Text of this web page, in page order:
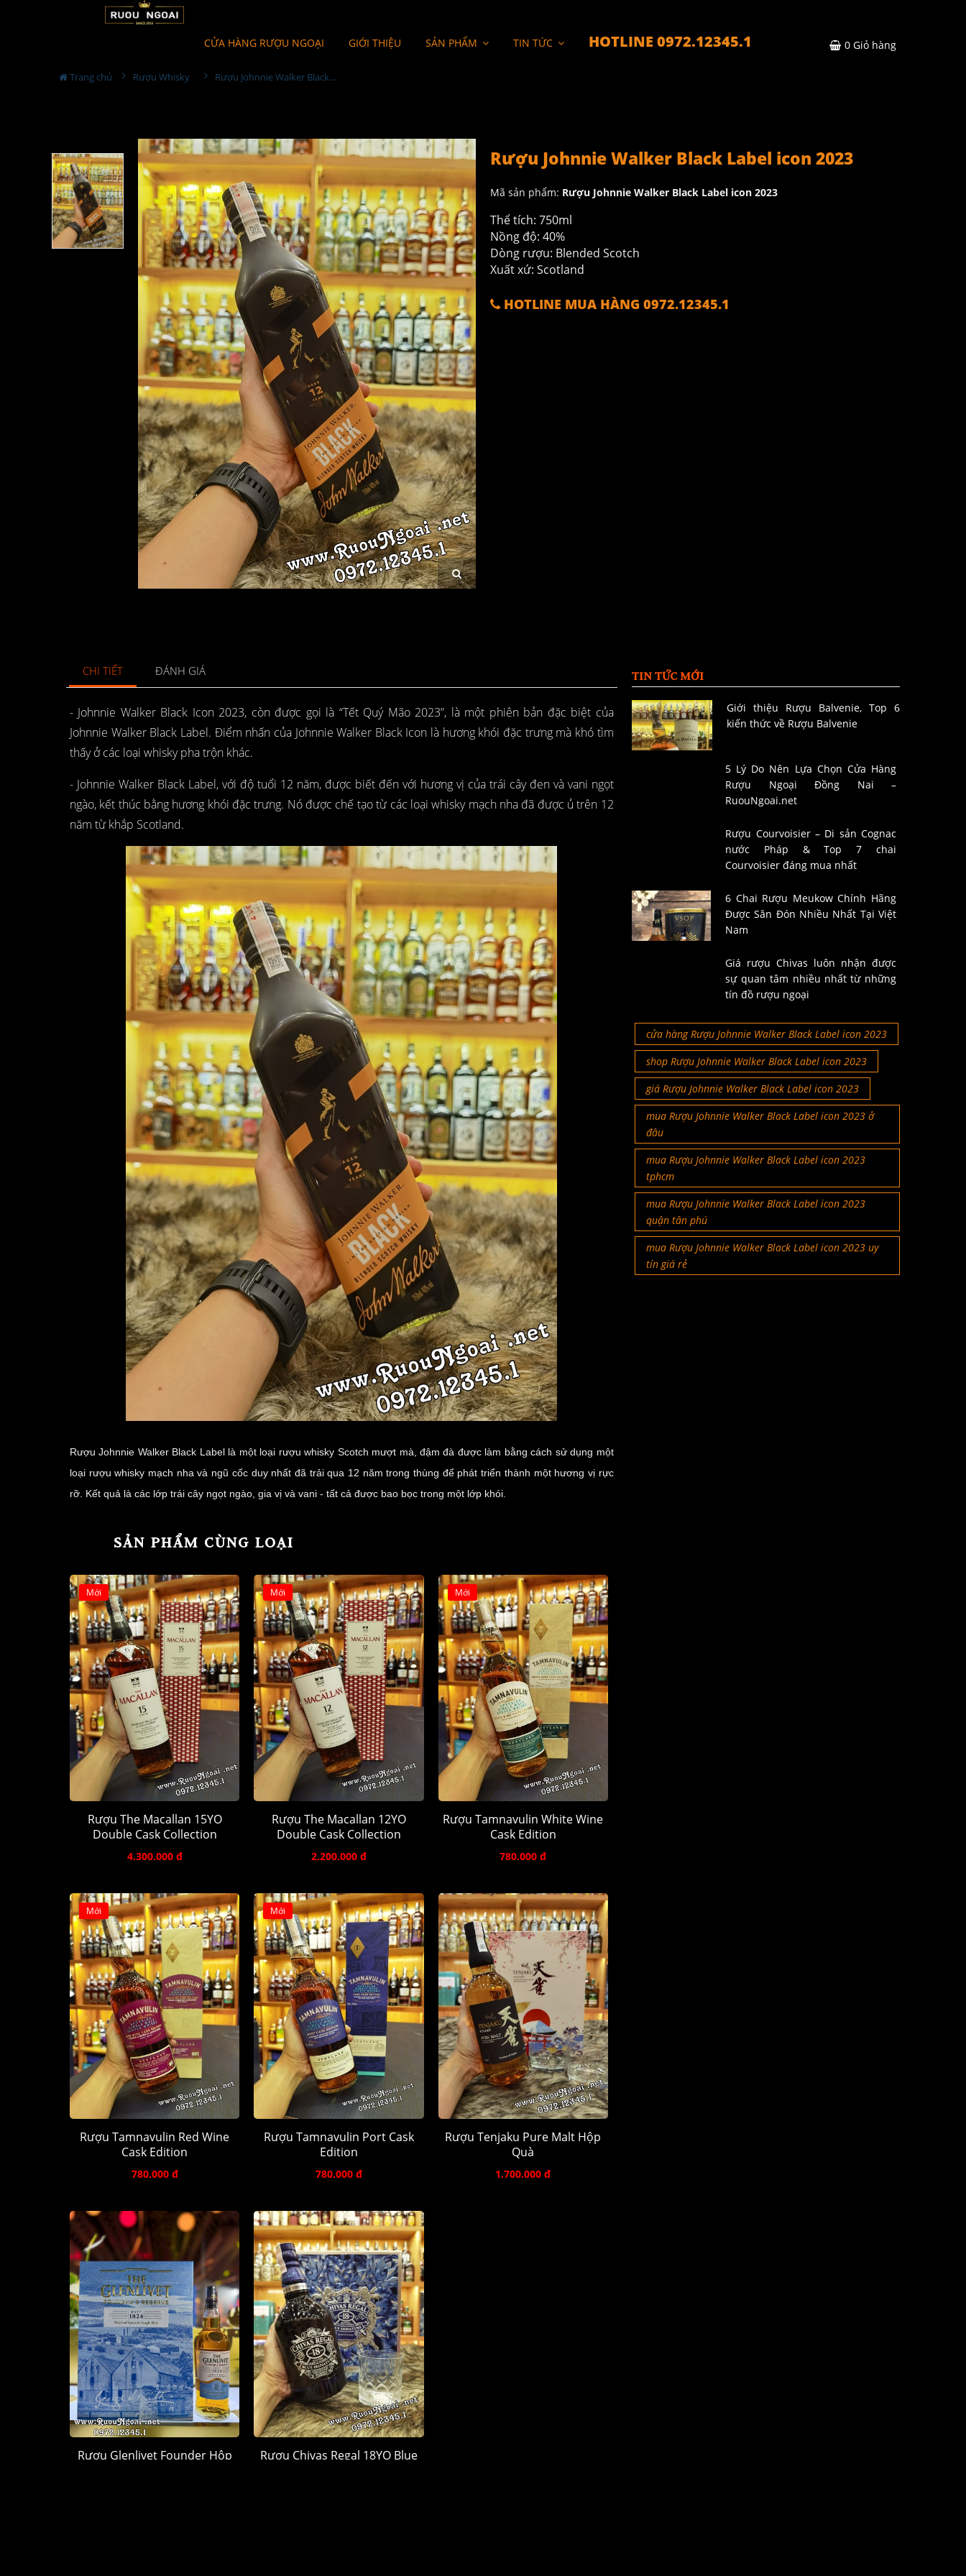
CỬA HÀNG RƯỢU NGOẠI GIỚI THIỆU SẢN PHẨM TIN TỨC HOTLINE 0972.12345.1 0 Giỏ hàng
Trang chủ Rượu Whisky Rượu Johnnie Walker Black Label icon 2023
Rượu Johnnie Walker Black Label icon 2023
Mã sản phẩm: Rượu Johnnie Walker Black Label icon 2023
Thể tích: 750ml
Nồng độ: 40%
Dòng rượu: Blended Scotch
Xuất xứ: Scotland
HOTLINE MUA HÀNG 0972.12345.1
CHI TIẾT ĐÁNH GIÁ
- Johnnie Walker Black Icon 2023, còn được gọi là “Tết Quý Mão 2023”, là một phiên bản đặc biệt của
Johnnie Walker Black Label. Điểm nhấn của Johnnie Walker Black Icon là hương khói đặc trưng mà khó tìm
thấy ở các loại whisky pha trộn khác.
- Johnnie Walker Black Label, với độ tuổi 12 năm, được biết đến với hương vị của trái cây đen và vani ngọt
ngào, kết thúc bằng hương khói đặc trưng. Nó được chế tạo từ các loại whisky mạch nha đã được ủ trên 12
năm từ khắp Scotland.
Rượu Johnnie Walker Black Label là một loại rượu whisky Scotch mượt mà, đậm đà được làm bằng cách sử dụng một
loại rượu whisky mạch nha và ngũ cốc duy nhất đã trải qua 12 năm trong thùng để phát triển thành một hương vị rực
rỡ. Kết quả là các lớp trái cây ngọt ngào, gia vị và vani - tất cả được bao bọc trong một lớp khói.
SẢN PHẨM CÙNG LOẠI
Mới
Rượu The Macallan 15YO
Double Cask Collection
4.300.000 đ
Mới
Rượu The Macallan 12YO
Double Cask Collection
2.200.000 đ
Mới
Rượu Tamnavulin White Wine
Cask Edition
780.000 đ
Mới
Rượu Tamnavulin Red Wine
Cask Edition
780.000 đ
Mới
Rượu Tamnavulin Port Cask
Edition
780.000 đ
Rượu Tenjaku Pure Malt Hộp
Quà
1.700.000 đ
Rượu Glenlivet Founder Hộp
Rượu Chivas Regal 18YO Blue
TIN TỨC MỚI
Giới thiệu Rượu Balvenie, Top 6
kiến thức về Rượu Balvenie
5 Lý Do Nên Lựa Chọn Cửa Hàng
Rượu Ngoại Đồng Nai –
RuouNgoai.net
Rượu Courvoisier – Di sản Cognac
nước Pháp & Top 7 chai
Courvoisier đáng mua nhất
6 Chai Rượu Meukow Chính Hãng
Được Săn Đón Nhiều Nhất Tại Việt
Nam
Giá rượu Chivas luôn nhận được
sự quan tâm nhiều nhất từ những
tín đồ rượu ngoại
cửa hàng Rượu Johnnie Walker Black Label icon 2023
shop Rượu Johnnie Walker Black Label icon 2023
giá Rượu Johnnie Walker Black Label icon 2023
mua Rượu Johnnie Walker Black Label icon 2023 ở
đâu
mua Rượu Johnnie Walker Black Label icon 2023
tphcm
mua Rượu Johnnie Walker Black Label icon 2023
quận tân phú
mua Rượu Johnnie Walker Black Label icon 2023 uy
tín giá rẻ